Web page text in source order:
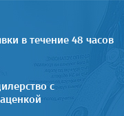
в течение 48 часов
с